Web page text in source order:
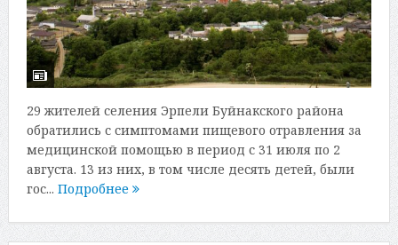
29 жителей селения Эрпели Буйнакского района
обратились с симптомами пищевого отравления за
медицинской помощью в период с 31 июля по 2
августа. 13 из них, в том числе десять детей, были
гос... Подробнее